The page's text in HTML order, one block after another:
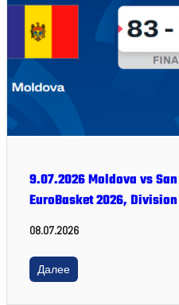
9.07.2026 Moldova vs
EuroBasket 2026, Division
08.07.2026
Далее